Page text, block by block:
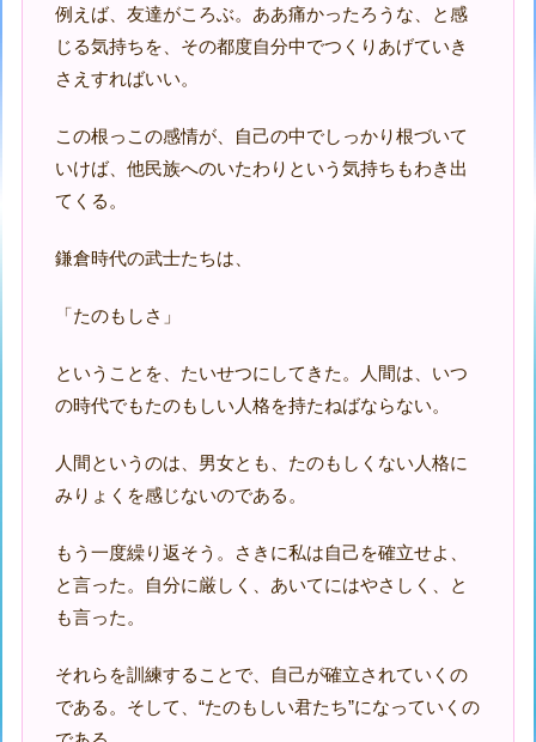
例えば、友達がころぶ。ああ痛かったろうな、と感
じる気持ちを、その都度自分中でつくりあげていき
さえすればいい。
この根っこの感情が、自己の中でしっかり根づいて
いけば、他民族へのいたわりという気持ちもわき出
てくる。
鎌倉時代の武士たちは、
「たのもしさ」
ということを、たいせつにしてきた。人間は、いつ
の時代でもたのもしい人格を持たねばならない。
人間というのは、男女とも、たのもしくない人格に
みりょくを感じないのである。
もう一度繰り返そう。さきに私は自己を確立せよ、
と言った。自分に厳しく、あいてにはやさしく、と
も言った。
それらを訓練することで、自己が確立されていくの
である。そして、“たのもしい君たち”になっていくの